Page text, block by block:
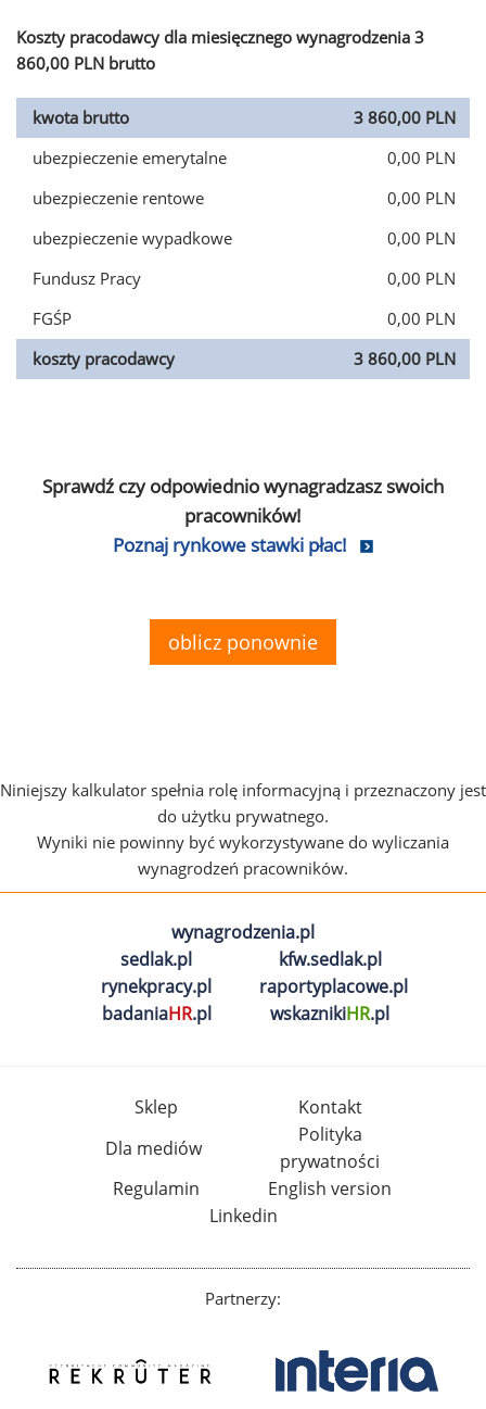
Koszty pracodawcy dla miesięcznego wynagrodzenia 3
860,00 PLN brutto
kwota brutto
3 860,00 PLN
ubezpieczenie emerytalne
0,00 PLN
ubezpieczenie rentowe
0,00 PLN
ubezpieczenie wypadkowe
0,00 PLN
Fundusz Pracy
0,00 PLN
FGŚP
0,00 PLN
koszty pracodawcy
3 860,00 PLN
Sprawdź czy odpowiednio wynagradzasz swoich
pracowników!
Poznaj rynkowe stawki płac!
oblicz ponownie
Niniejszy kalkulator spełnia rolę informacyjną i przeznaczony jest
do użytku prywatnego.
Wyniki nie powinny być wykorzystywane do wyliczania
wynagrodzeń pracowników.
wynagrodzenia.pl
sedlak.pl
kfw.sedlak.pl
rynekpracy.pl
raportyplacowe.pl
badaniaHR.pl wskaznikiHR.pl
Sklep
Kontakt
Dla mediów
Polityka
prywatności
Regulamin
English version
Linkedin
Partnerzy: